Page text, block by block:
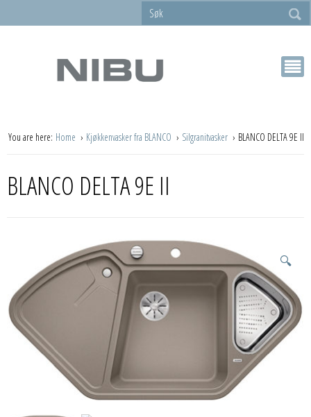
You are here: Home Kjøkkenvasker fra BLANCO Silgranitvasker BLANCO DELTA 9E II
BLANCO DELTA 9E II
🔍